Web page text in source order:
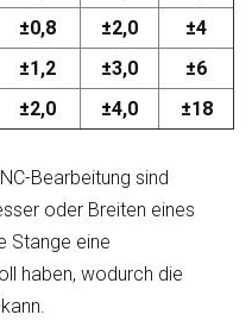
±0,8 ±2,0
±4
±1,2 ±3,0
±6
±2,0 ±4,0
±18
Bearbeitung sind
oder Breiten eines
Stange eine
haben, wodurch die